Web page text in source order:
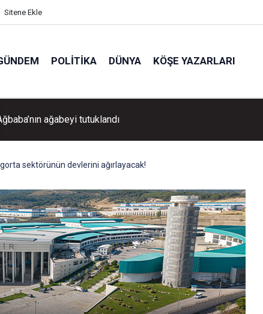
Sitene Ekle
POLITIKA DÜNYA KÖŞE YAZARLARI
Aydın Pehlivan'dan Volkan Demirel'e tebrik ziyareti!
sektörünün devlerini ağırlayacak!